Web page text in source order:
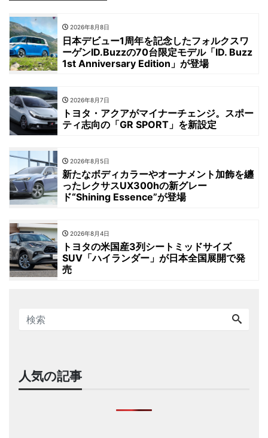
2026年8月8日
日本デビュー1周年を記念したフォルクスワ
ーゲンID.Buzzの70台限定モデル「ID. Buzz
1st Anniversary Edition」が登場
2026年8月7日
トヨタ・アクアがマイナーチェンジ。スポー
ティ志向の「GR SPORT」を新設定
2026年8月5日
新たなボディカラーやオーナメント加飾を纏
ったレクサスUX300hの新グレー
ド“Shining Essence”が登場
2026年8月4日
トヨタの米国産3列シートミッドサイズ
SUV「ハイランダー」が日本全国展開で発
売
人気の記事